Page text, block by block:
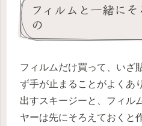
フィルムと一緒に
の
フィルムだけ買って、いざ
ず手が止まることがよくあ
出すスキージーと、フィル
ヤーは先にそろえておくと